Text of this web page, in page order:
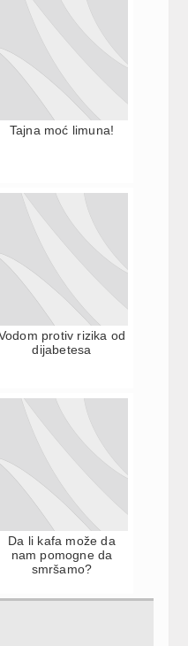
Tajna moć limuna!
protiv rizika od
dijabetesa
Da li kafa može da
nam pomogne da
smršamo?